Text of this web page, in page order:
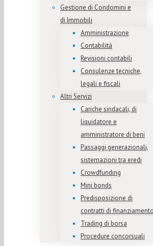
Gestione di Condomini e
di Immobili
Amministrazione
Contabilità
Revisioni contabili
Consulenze tecniche,
legali e fiscali
Altri Servizi
Cariche sindacali, di
liquidatore e
amministratore di beni
Passaggi generazionali,
sistemazioni tra eredi
Crowdfunding
Mini bonds
Predisposizione di
contratti di finanziamento
Trading di borsa
Procedure concorsuali